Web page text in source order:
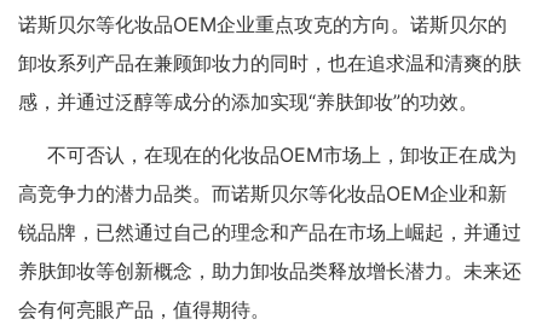
诺斯贝尔等化妆品OEM企业重点攻克的方向。诺斯贝尔的
卸妆系列产品在兼顾卸妆力的同时，也在追求温和清爽的肤
感，并通过泛醇等成分的添加实现“养肤卸妆”的功效。
不可否认，在现在的化妆品OEM市场上，卸妆正在成为
高竞争力的潜力品类。而诺斯贝尔等化妆品OEM企业和新
锐品牌，已然通过自己的理念和产品在市场上崛起，并通过
养肤卸妆等创新概念，助力卸妆品类释放增长潜力。未来还
会有何亮眼产品，值得期待。